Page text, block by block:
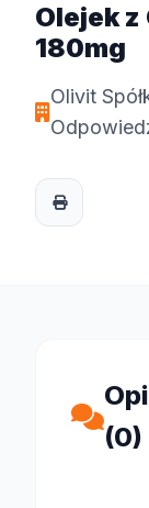
Olejek
180mg
Olivit
(0)